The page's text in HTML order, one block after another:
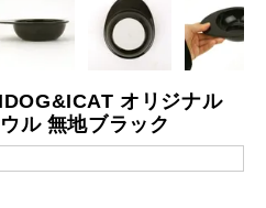
オリジナル
ル 無地ブラック